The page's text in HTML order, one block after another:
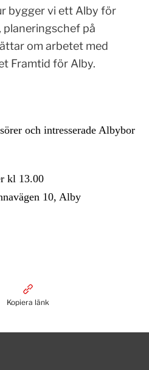
bygger vi ett Alby för
planeringschef på
om arbetet med
Framtid för Alby.
och intresserade Albybor
kl 13.00
10, Alby
Kopiera länk